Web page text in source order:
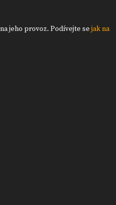
jeho provoz. Podívejte sejak na